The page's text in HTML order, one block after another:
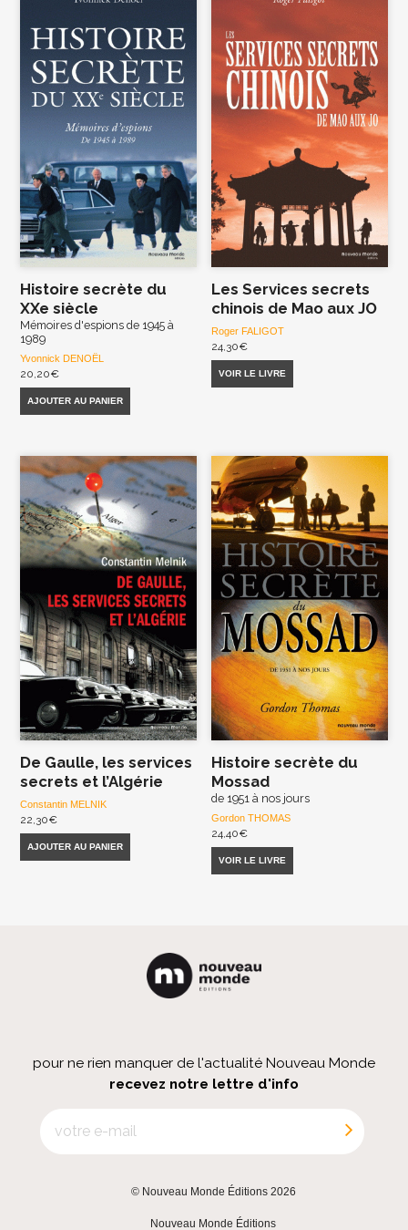
Histoire secrète du
XXe siècle
Mémoires d'espions de 1945 à
1989
Yvonnick DENOËL
20,20€
AJOUTER AU PANIER
Les Services secrets
chinois de Mao aux JO
Roger FALIGOT
24,30€
VOIR LE LIVRE
De Gaulle, les services
secrets et l’Algérie
Constantin MELNIK
22,30€
AJOUTER AU PANIER
Histoire secrète du
Mossad
de 1951 à nos jours
Gordon THOMAS
24,40€
VOIR LE LIVRE
pour ne rien manquer de l'actualité Nouveau Monde
recevez notre lettre d'info
© Nouveau Monde Éditions 2026
Nouveau Monde Éditions